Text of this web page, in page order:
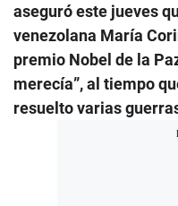
aseguró este jueves
venezolana María
premio Nobel de la
merecía”, al tiempo
resuelto varias